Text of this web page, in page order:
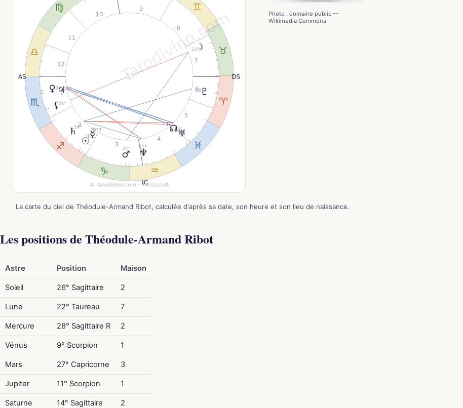
Photo : domaine public —
Wikimedia Commons
La carte du ciel de Théodule-Armand Ribot, calculée d'après sa date, son heure et son lieu de naissance.
Les positions de Théodule-Armand Ribot
Astre Position Maison
Soleil 26° Sagittaire 2
Lune 22° Taureau 7
Mercure 28° Sagittaire R 2
Vénus 9° Scorpion 1
Mars 27° Capricorne 3
Jupiter 11° Scorpion 1
Saturne 14° Sagittaire 2